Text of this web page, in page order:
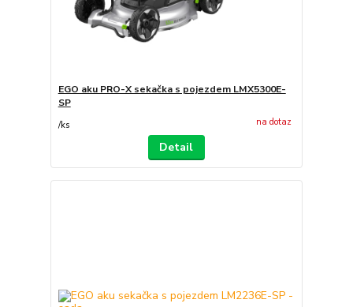
EGO aku PRO-X sekačka s pojezdem LMX5300E-
SP
/ks na dotaz
Detail